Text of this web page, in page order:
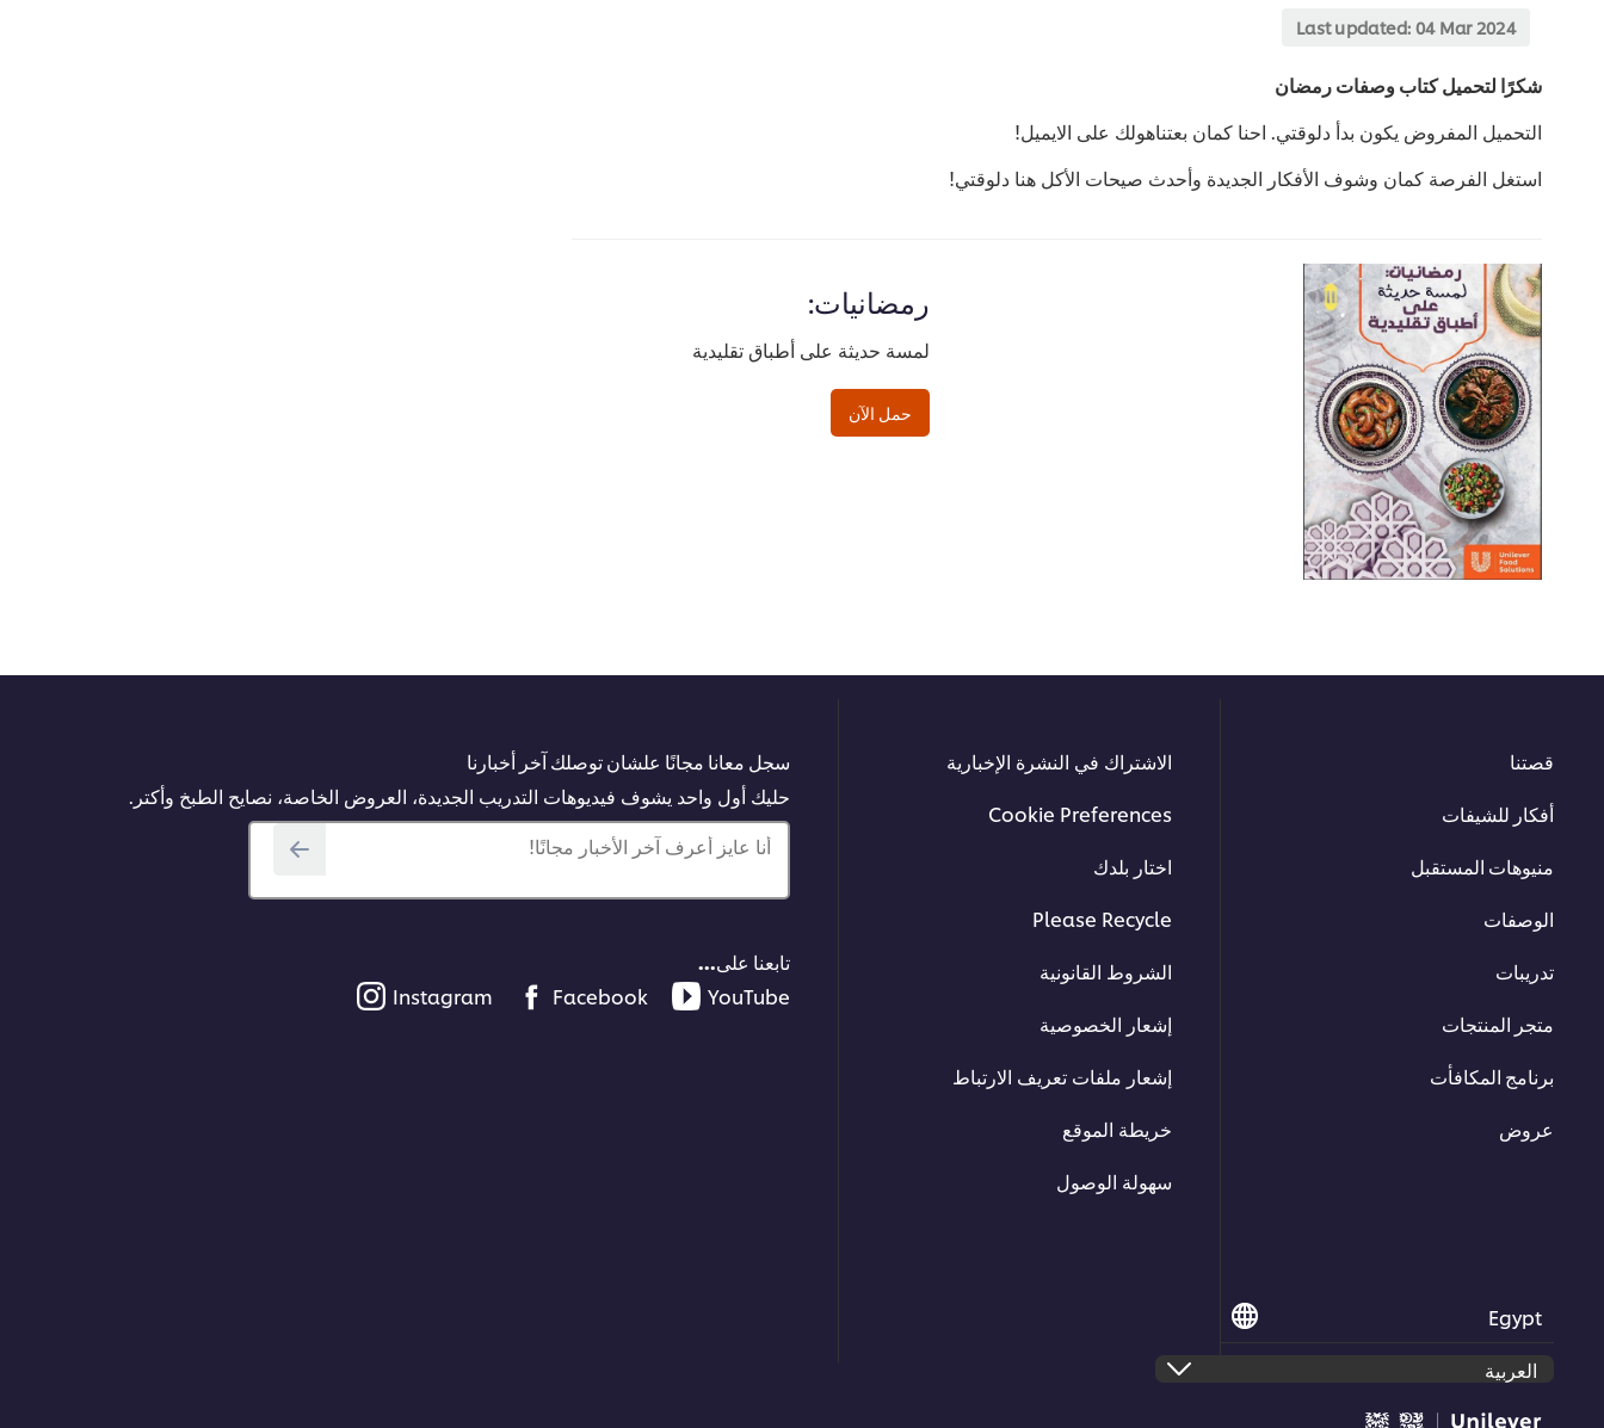
Last updated: 04 Mar 2024
شكرًا لتحميل كتاب وصفات رمضان
التحميل المفروض يكون بدأ دلوقتي. احنا كمان بعتناهولك على الايميل!
استغل الفرصة كمان وشوف الأفكار الجديدة وأحدث صيحات الأكل هنا دلوقتي!
رمضانيات:
لمسة حديثة على أطباق تقليدية
حمل الآن
قصتنا
أفكار للشيفات
منيوهات المستقبل
الوصفات
تدريبات
متجر المنتجات
برنامج المكافأت
عروض
الاشتراك في النشرة الإخبارية
Cookie Preferences
اختار بلدك
Please Recycle
الشروط القانونية
إشعار الخصوصية
إشعار ملفات تعريف الارتباط
خريطة الموقع
سهولة الوصول
سجل معانا مجانًا علشان توصلك آخر أخبارنا
حليك أول واحد يشوف فيديوهات التدريب الجديدة، العروض الخاصة، نصايح الطبخ وأكتر.
أنا عايز أعرف آخر الأخبار مجانًا!
تابعنا على...
YouTube
Facebook
Instagram
Egypt